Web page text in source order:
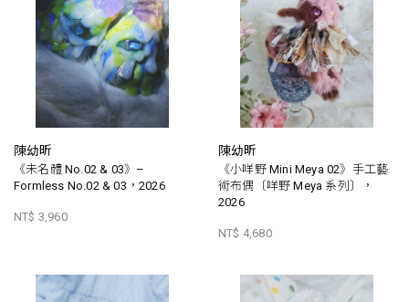
陳幼昕
《未名體 No.02 & 03》–
Formless No.02 & 03，2026
NT$ 3,960
陳幼昕
《小咩野 Mini Meya 02》手工藝
術布偶〔咩野 Meya 系列〕，
2026
NT$ 4,680